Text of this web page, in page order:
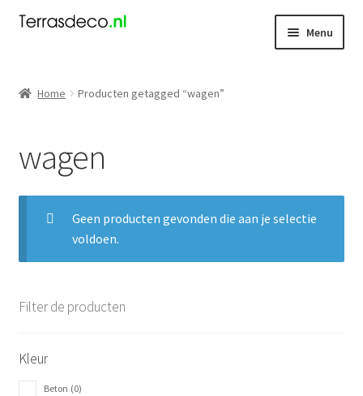
Ga
navigatie
Ga
inhoud
Menu
Kabouters
Mensen
Home Producten getagged “wagen”
wagen
Geen producten gevonden die aan je selectie
voldoen.
Filter de producten
Kleur
Beton (0)